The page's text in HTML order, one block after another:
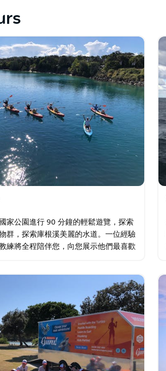
；板上最佳平衡定位；站起來技術。
設備（板、槳）。
槳板。
家公園進行 90 分鐘的輕鬆遊覽，探索
群，探索庫根溪美麗的水道。一位經驗
練將全程陪伴您，向您展示他們最喜歡